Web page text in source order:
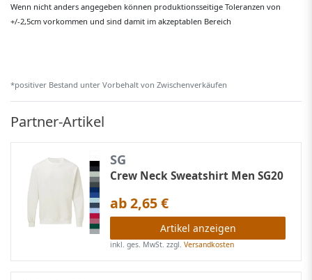
Wenn nicht anders angegeben können produktionsseitige Toleranzen von
+/-2,5cm vorkommen und sind damit im akzeptablen Bereich
*positiver Bestand unter Vorbehalt von Zwischenverkäufen
Partner-Artikel
SG
Crew Neck Sweatshirt Men SG20
ab 2,65 €
Artikel anzeigen
inkl. ges. MwSt. zzgl.Versandkosten